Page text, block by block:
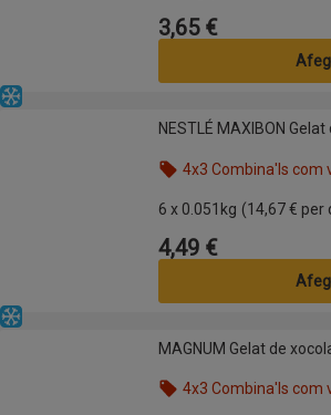
Preu
3,65 €
NESTLÉ MAXIBON Gelat de nata mini
Congelat
NESTLÉ MAXIBON
4x3 Combina'ls com
6 x 0.051kg (14,67 € per
Preu
4,49 €
MAGNUM Gelat de xocolata amb ametlles
Congelat
MAGNUM Gelat de
4x3 Combina'ls com